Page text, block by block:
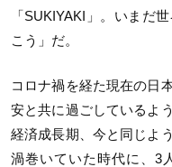
「SUKIYAKI」。いまだ
こう」だ。
コロナ禍を経た現在の日
安と共に過ごしているよ
経済成長期、今と同じよ
渦巻いていた時代に、3